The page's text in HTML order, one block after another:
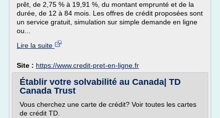
prêt, de 2,75 % à 19,91 %, du montant emprunté et de la
durée, de 12 à 84 mois. Les offres de crédit proposées sont
un service gratuit, simulation sur simple demande en ligne
ou...
Lire la suite
Site : https://www.credit-pret-en-ligne.fr
Établir votre solvabilité au Canada| TD
Canada Trust
Vous cherchez une carte de crédit? Voir toutes les cartes
de crédit TD.